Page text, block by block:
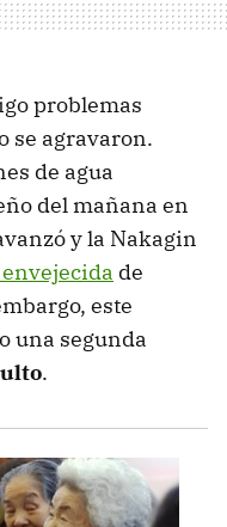
problemas
se agravaron.
de agua
del mañana en
y la Nakagin
de
este
una segunda
.